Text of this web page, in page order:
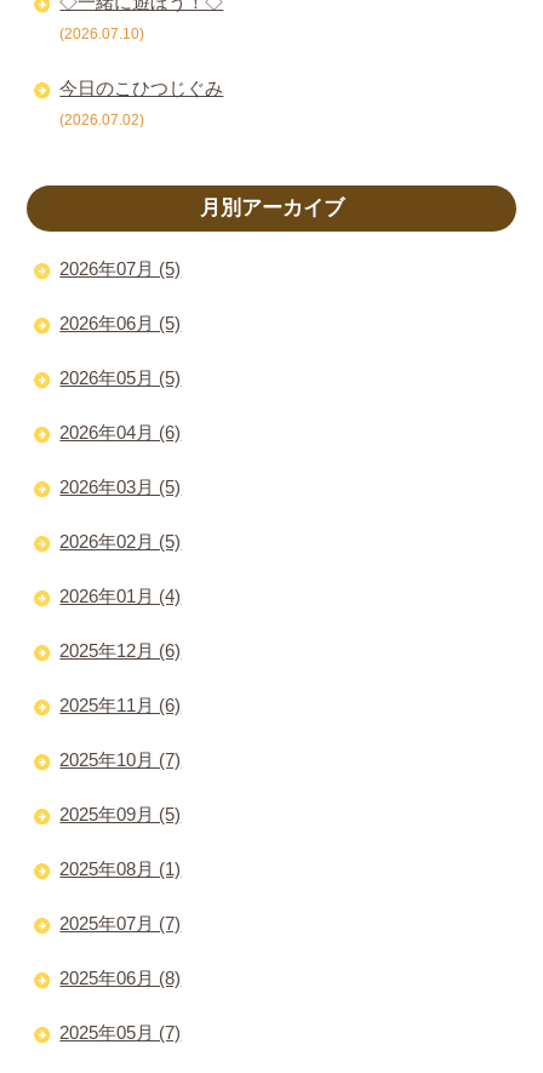
(2026.07.10)
今日のこひつじぐみ
(2026.07.02)
月別アーカイブ
2026年07月 (5)
2026年06月 (5)
2026年05月 (5)
2026年04月 (6)
2026年03月 (5)
2026年02月 (5)
2026年01月 (4)
2025年12月 (6)
2025年11月 (6)
2025年10月 (7)
2025年09月 (5)
2025年08月 (1)
2025年07月 (7)
2025年06月 (8)
2025年05月 (7)